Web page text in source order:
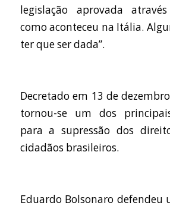
legislação aprovada
como aconteceu na Itália.
ter que ser dada”.
Decretado em 13 de
tornou-se um dos
para a supressão dos
cidadãos brasileiros.
Eduardo Bolsonaro defendeu